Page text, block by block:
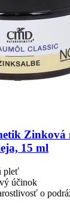
Zinková
15 ml
pleť
účinok
o